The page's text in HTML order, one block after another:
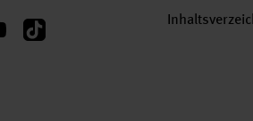
YouTubeTikTok